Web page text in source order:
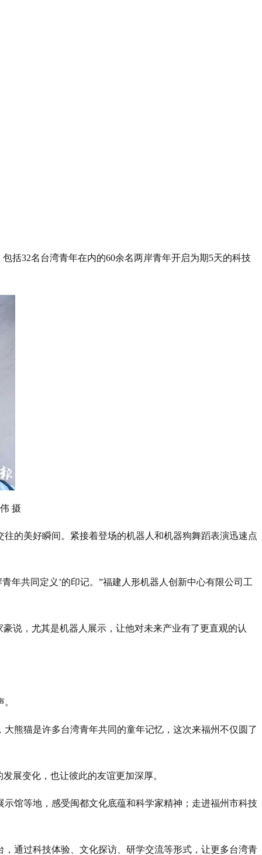
括32名台湾青年在内的60余名两岸青年开启为期5天的科技
摄
的美好瞬间。紧接着登场的机器人和机器狗舞蹈表演迅速点
年共同定义’的印记。”福建人形机器人创新中心有限公司工
说，尤其是机器人展示，让他对未来产业有了更直观的认
大熊猫是许多台湾青年共同的童年记忆，这次来福州不仅圆了
展变化，也让彼此的友谊更加深厚。
馆等地，感受闽都文化底蕴和科学家精神；走进福州市科技
通过科技体验、文化探访、研学交流等形式，让更多台湾青